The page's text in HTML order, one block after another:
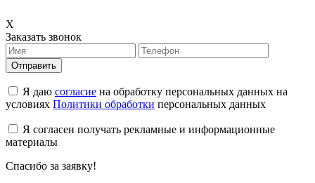
X
Заказать звонок
Отправить
Я даю согласие на обработку персональных данных на
условиях Политики обработки персональных данных
Я согласен получать рекламные и информационные
материалы
Спасибо за заявку!